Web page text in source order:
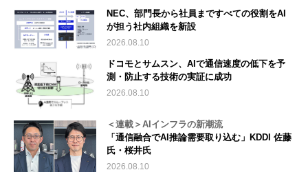
NEC、部門長から社員まですべての役割をAI
が担う社内組織を新設
2026.08.10
ドコモとサムスン、AIで通信速度の低下を予
測・防止する技術の実証に成功
2026.08.10
＜連載＞AIインフラの新潮流
「通信融合でAI推論需要取り込む」KDDI 佐藤
氏・桜井氏
2026.08.10